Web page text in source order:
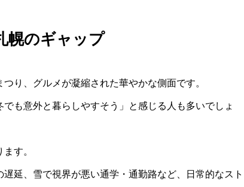
幌のギャップ
り、グルメが凝縮された華やかな側面です。
も意外と暮らしやすそう」と感じる人も多いでしょ
す。
延、雪で視界が悪い通学・通勤路など、日常的なスト